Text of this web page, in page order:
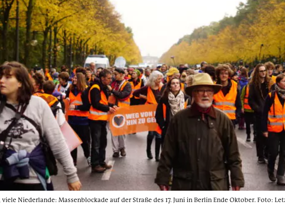
viele Niederlande: Massenblockade auf der Straße des 17. Juni in Berlin Ende Oktober. Foto: